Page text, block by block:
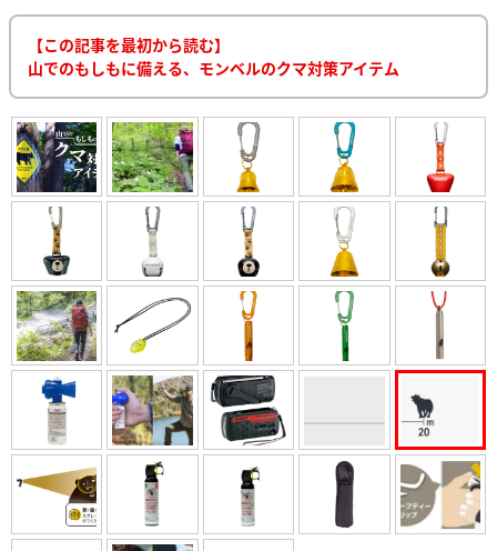
【この記事を最初から読む】
山でのもしもに備える、モンベルのクマ対策アイテム